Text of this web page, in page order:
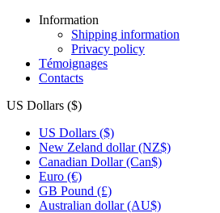
Information
Shipping information
Privacy policy
Témoignages
Contacts
US Dollars ($)
US Dollars ($)
New Zeland dollar (NZ$)
Canadian Dollar (Can$)
Euro (€)
GB Pound (£)
Australian dollar (AU$)